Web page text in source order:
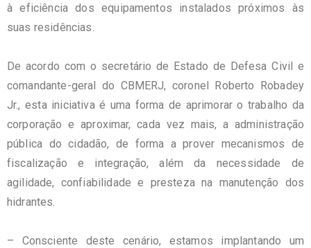
à eficiência dos equipamentos instalados próximos às
suas residências.
De acordo com o secretário de Estado de Defesa Civil e
comandante-geral do CBMERJ, coronel Roberto Robadey
Jr., esta iniciativa é uma forma de aprimorar o trabalho da
corporação e aproximar, cada vez mais, a administração
pública do cidadão, de forma a prover mecanismos de
fiscalização e integração, além da necessidade de
agilidade, confiabilidade e presteza na manutenção dos
hidrantes.
– Consciente deste cenário, estamos implantando um